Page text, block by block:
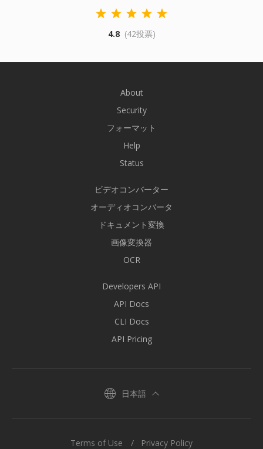
4.8 (42投票)
About
Security
フォーマット
Help
Status
ビデオコンバーター
オーディオコンバータ
ドキュメント変換
画像変換器
OCR
Developers API
API Docs
CLI Docs
API Pricing
日本語
Terms of Use Privacy Policy